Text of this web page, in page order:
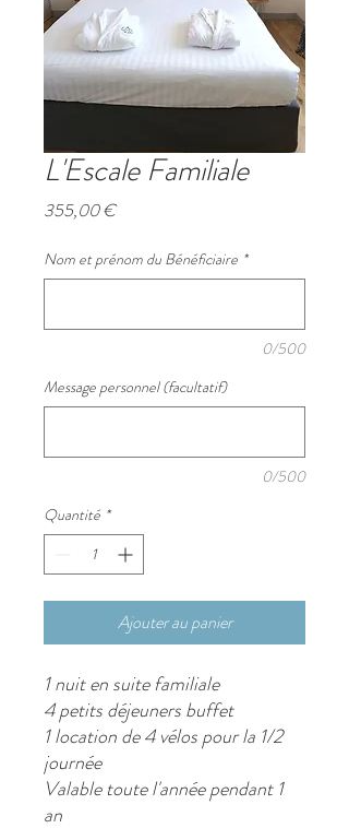
L'Escale Familiale
355,00 €Prix
Nom et prénom du Bénéficiaire *
0/500
Message personnel (facultatif)
0/500
Quantité *
Ajouter au panier
1 nuit en suite familiale
4 petits déjeuners buffet
1 location de 4 vélos pour la 1/2
journée
Valable toute l'année pendant 1
an